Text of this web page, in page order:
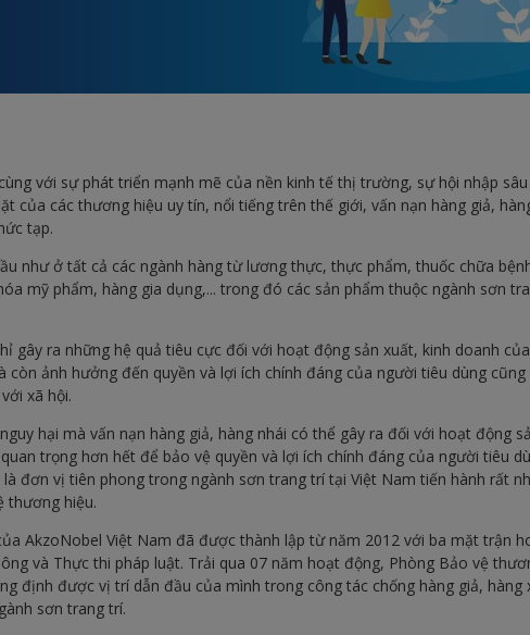
với sự phát triển mạnh mẽ của nền kinh tế thị trường, sự hội nhập
của các thương hiệu uy tín, nổi tiếng trên thế giới, vấn nạn hàng giả,
tạp.
như ở tất cả các ngành hàng từ lương thực, thực phẩm, thuốc chữa
mỹ phẩm, hàng gia dụng,... trong đó các sản phẩm thuộc ngành sơn
gây ra những hệ quả tiêu cực đối với hoạt động sản xuất, kinh doanh
còn ảnh hưởng đến quyền và lợi ích chính đáng của người tiêu dùng cũng
xã hội.
hại mà vấn nạn hàng giả, hàng nhái có thể gây ra đối với hoạt động
trọng hơn hết để bảo vệ quyền và lợi ích chính đáng của người tiêu
đơn vị tiên phong trong ngành sơn trang trí tại Việt Nam tiến hành rất
thương hiệu.
AkzoNobel Việt Nam đã được thành lập từ năm 2012 với ba mặt trận
và Thực thi pháp luật. Trải qua 07 năm hoạt động, Phòng Bảo vệ
định được vị trí dẫn đầu của mình trong công tác chống hàng giả, hàng
sơn trang trí.